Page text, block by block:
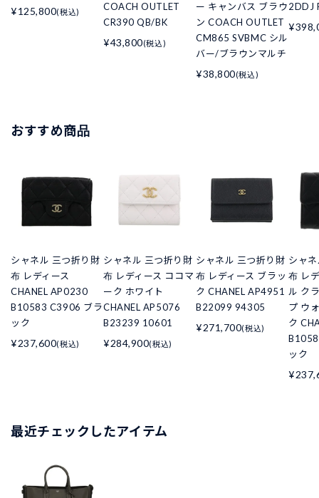
¥125,800(税込)
COACH OUTLET
CR390 QB/BK
¥43,800(税込)
ー キャンバス ブラウ
ン COACH OUTLET
CM865 SVBMC シル
バー/ブラウンマルチ
¥38,800(税込)
2DDJ
おすすめ商品
シャネル 三つ折り財
布 レディース
CHANEL AP0230
B10583 C3906 ブラ
ック
¥237,600(税込)
シャネル 三つ折り財
布 レディース ココマ
ーク ホワイト
CHANEL AP5076
B23239 10601
¥284,900(税込)
シャネル 三つ折り財
布 レディース ブラッ
ク CHANEL AP4951
B22099 94305
¥271,700(税込)
シャ
布 レ
ル ク
プ ウ
ク
ック
最近チェックしたアイテム